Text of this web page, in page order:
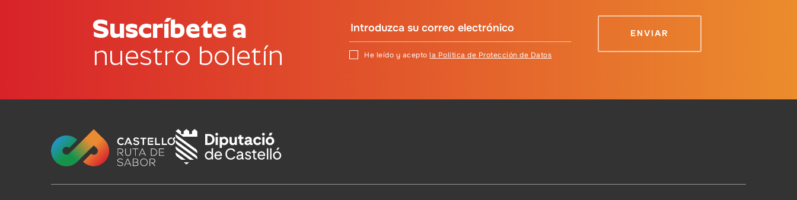
Suscríbete a
nuestro boletín
He leído y aceptola Política de Protección de Datos